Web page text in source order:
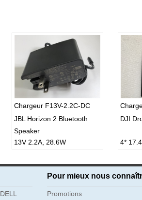
Chargeur F13V-2.2C-DC
JBL Horizon 2 Bluetooth
Speaker
13V 2.2A, 28.6W
DJI
4*
DELL
Pour mieux nous
Promotions